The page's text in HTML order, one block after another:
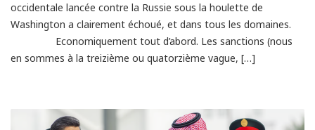
occidentale lancée contre la Russie sous la houlette de
Washington a clairement échoué, et dans tous les domaines.
Economiquement tout d’abord. Les sanctions (nous
en sommes à la treizième ou quatorzième vague, […]